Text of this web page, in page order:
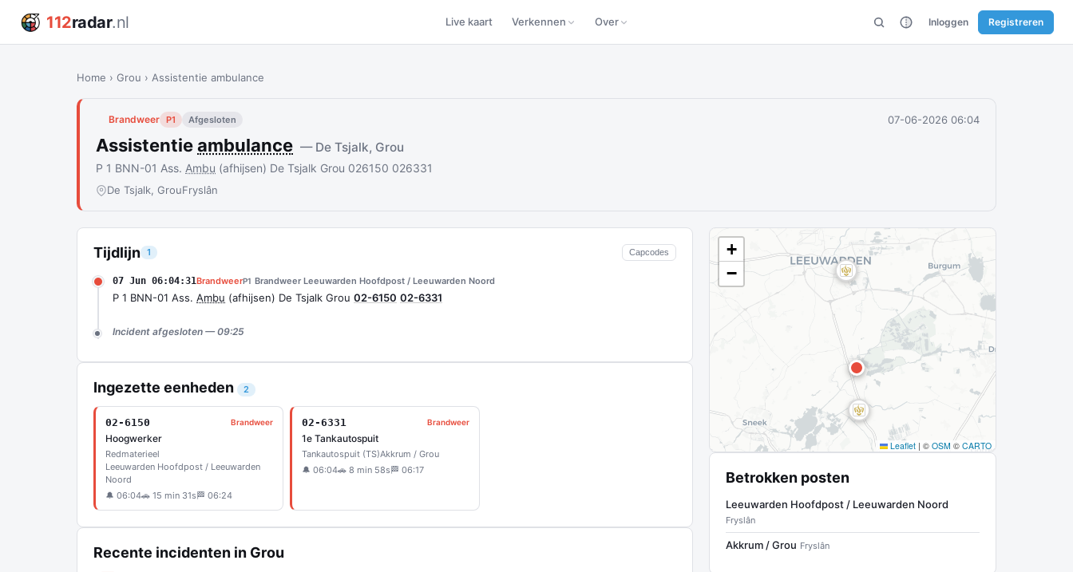
112radar.nl Live kaart Verkennen Over Inloggen Registreren
Home › Grou › Assistentie ambulance
Brandweer P1 Afgesloten 07-06-2026 06:04
Assistentieambulance — De Tsjalk, Grou
P 1 BNN-01 Ass. Ambu (afhijsen) De Tsjalk Grou 026150 026331
De Tsjalk, GrouFryslân
Tijdlijn 1 Capcodes
07 Jun 06:04:31BrandweerP1 Brandweer Leeuwarden Hoofdpost / Leeuwarden Noord
P 1 BNN-01 Ass. Ambu (afhijsen) De Tsjalk Grou 02-6150 02-6331
Incident afgesloten — 09:25
Ingezette eenheden 2
02-6150 Brandweer
Hoogwerker
Redmaterieel
Leeuwarden Hoofdpost / Leeuwarden
Noord
🔔 06:04🚗 15 min 31s 🏁 06:24
02-6331 Brandweer
1e Tankautospuit
Tankautospuit (TS)Akkrum / Grou
🔔 06:04🚗 8 min 58s 🏁 06:17
Recente incidenten in Grou
+
−
Leaflet | © OSM © CARTO
Betrokken posten
Leeuwarden Hoofdpost / Leeuwarden Noord
Fryslân
Akkrum / Grou Fryslân